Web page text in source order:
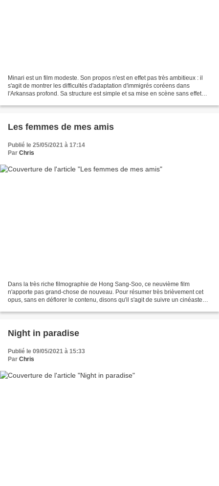
Minari est un film modeste. Son propos n'est en effet pas très ambitieux : il
s'agit de montrer les difficultés d'adaptation d'immigrés coréens dans
l'Arkansas profond. Sa structure est simple et sa mise en scène sans effet
Les femmes de mes amis
Publié le 25/05/2021 à 17:14
Par Chris
Dans la très riche filmographie de Hong Sang-Soo, ce neuvième film
n'apporte pas grand-chose de nouveau. Pour résumer très brièvement cet
opus, sans en déflorer le contenu, disons qu'il s'agit de suivre un cinéaste
Night in paradise
Publié le 09/05/2021 à 15:33
Par Chris